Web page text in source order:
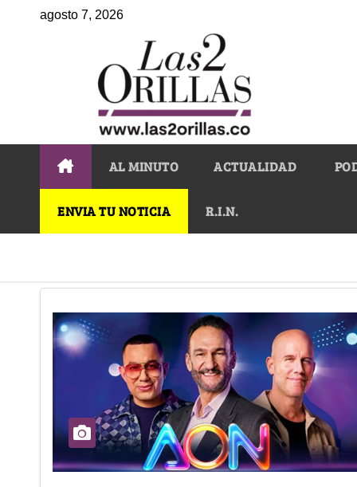
agosto 7, 2026
AL MINUTO ACTUALIDAD
ENVIA TU NOTICIA R.I.N.